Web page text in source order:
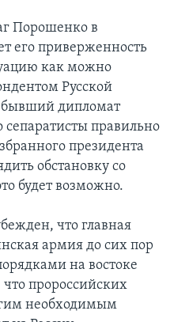
Порошенко в
его приверженность
как можно
Русской
дипломат
правильно
президента
обстановку со
будет возможно.
что главная
армия до сих пор
на востоке
пророссийских
необходимым